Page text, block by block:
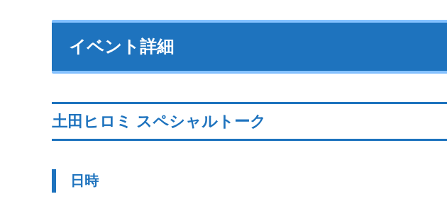
イベント詳細
土田ヒロミ スペシャルトーク
日時